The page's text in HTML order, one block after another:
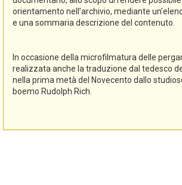
orientamento nell’archivio, mediante
e una sommaria descrizione del contenuto.
In occasione della microfilmatura delle
realizzata anche la traduzione dal tedesco
nella prima metà del Novecento dallo
boemo Rudolph Rich.